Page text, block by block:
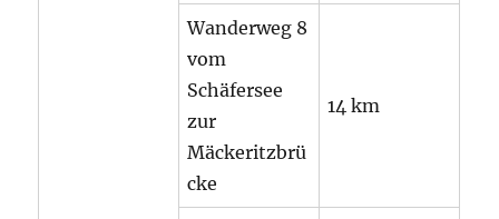
Wanderweg 8
vom
Schäfersee
zur
Mäckeritzbrü
cke
14 km